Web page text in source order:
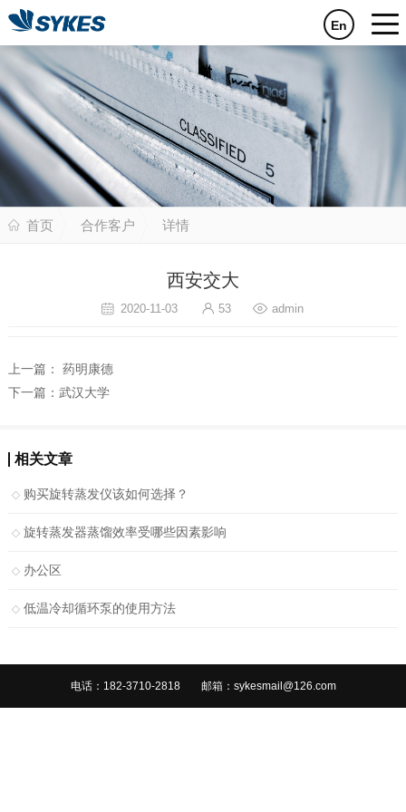
En
首页 合作客户 详情
西安交大
2020-11-03 53 admin
上一篇：
药明康德
下一篇： 武汉大学
相关文章
购买旋转蒸发仪该如何选择？
旋转蒸发器蒸馏效率受哪些因素影响
办公区
低温冷却循环泵的使用方法
电话：182-3710-2818 邮箱：sykesmail@126.com